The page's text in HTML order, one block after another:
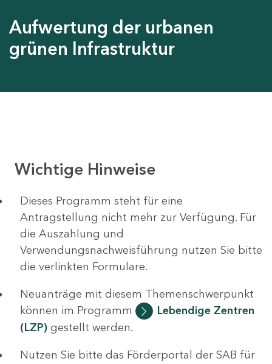
Aufwertung der urbanen
grünen Infrastruktur
Wichtige Hinweise
Dieses Programm steht für eine
Antragstellung nicht mehr zur Verfügung. Für
die Auszahlung und
Verwendungsnachweisführung nutzen Sie bitte
die verlinkten Formulare.
Neuanträge mit diesem Themenschwerpunkt
können im Programm
Lebendige Zentren
(LZP) gestellt werden.
Nutzen Sie bitte das Förderportal der SAB für